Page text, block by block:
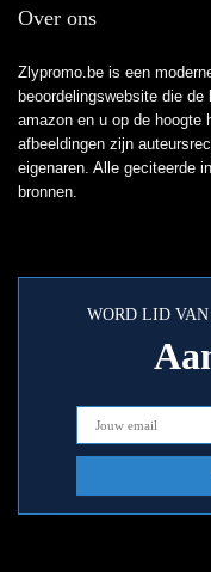
Over ons
Zlypromo.be is een
beoordelingswebsite die
amazon en u op de hoogte
afbeeldingen zijn
eigenaren. Alle geciteerde
bronnen.
WORD LID